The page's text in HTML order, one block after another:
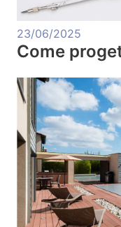
23/06/2025
Come